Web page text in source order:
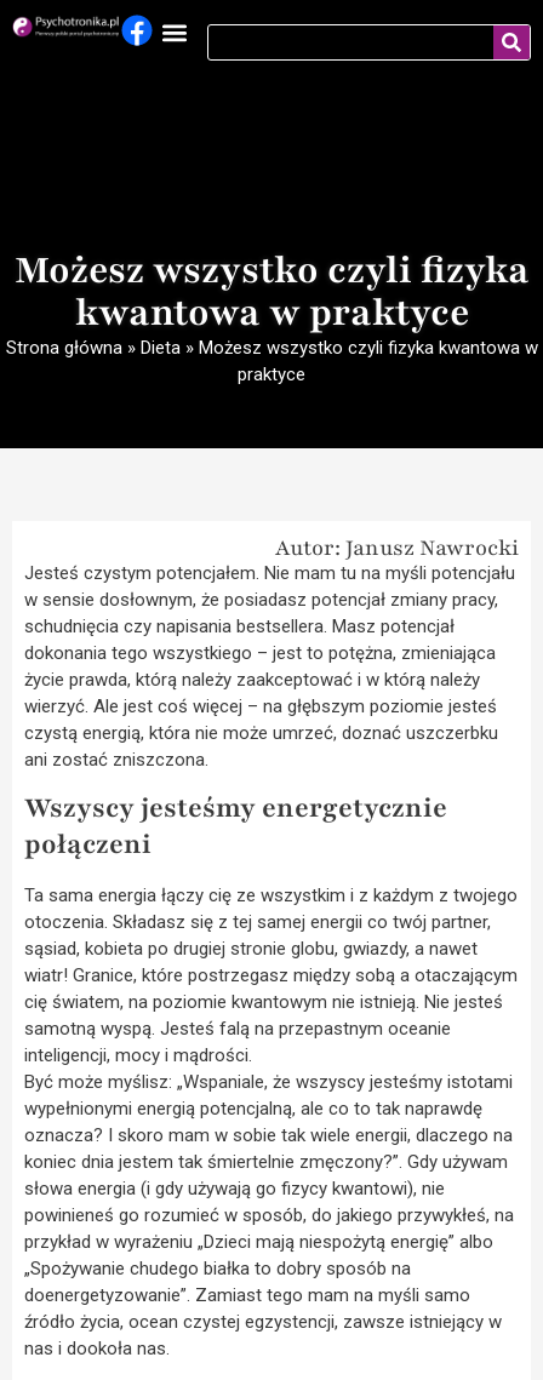
Możesz wszystko czyli fizyka
kwantowa w praktyce
Strona główna» Dieta» Możesz wszystko czyli fizyka kwantowa w
praktyce
Autor: Janusz Nawrocki
Jesteś czystym potencjałem. Nie mam tu na myśli potencjału
w sensie dosłownym, że posiadasz potencjał zmiany pracy,
schudnięcia czy napisania bestsellera. Masz potencjał
dokonania tego wszystkiego – jest to potężna, zmieniająca
życie prawda, którą należy zaakceptować i w którą należy
wierzyć. Ale jest coś więcej – na głębszym poziomie jesteś
czystą energią, która nie może umrzeć, doznać uszczerbku
ani zostać zniszczona.
Wszyscy jesteśmy energetycznie
połączeni
Ta sama energia łączy cię ze wszystkim i z każdym z twojego
otoczenia. Składasz się z tej samej energii co twój partner,
sąsiad, kobieta po drugiej stronie globu, gwiazdy, a nawet
wiatr! Granice, które postrzegasz między sobą a otaczającym
cię światem, na poziomie kwantowym nie istnieją. Nie jesteś
samotną wyspą. Jesteś falą na przepastnym oceanie
inteligencji, mocy i mądrości.
Być może myślisz: „Wspaniale, że wszyscy jesteśmy istotami
wypełnionymi energią potencjalną, ale co to tak naprawdę
oznacza? I skoro mam w sobie tak wiele energii, dlaczego na
koniec dnia jestem tak śmiertelnie zmęczony?”. Gdy używam
słowa energia (i gdy używają go fizycy kwantowi), nie
powinieneś go rozumieć w sposób, do jakiego przywykłeś, na
przykład w wyrażeniu „Dzieci mają niespożytą energię” albo
„Spożywanie chudego białka to dobry sposób na
doenergetyzowanie”. Zamiast tego mam na myśli samo
źródło życia, ocean czystej egzystencji, zawsze istniejący w
nas i dookoła nas.